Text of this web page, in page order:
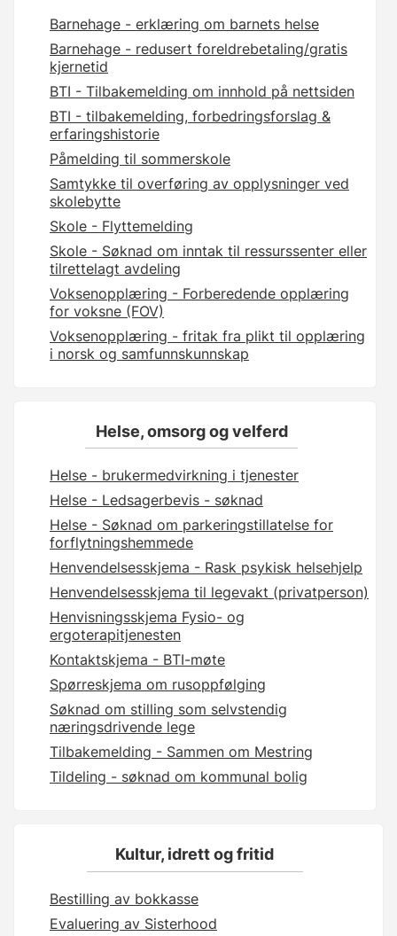
Barnehage - erklæring om barnets helse
Barnehage - redusert foreldrebetaling/gratis
kjernetid
BTI - Tilbakemelding om innhold på nettsiden
BTI - tilbakemelding, forbedringsforslag &
erfaringshistorie
Påmelding til sommerskole
Samtykke til overføring av opplysninger ved
skolebytte
Skole - Flyttemelding
Skole - Søknad om inntak til ressurssenter eller
tilrettelagt avdeling
Voksenopplæring - Forberedende opplæring
for voksne (FOV)
Voksenopplæring - fritak fra plikt til opplæring
i norsk og samfunnskunnskap
Helse, omsorg og velferd
Helse - brukermedvirkning i tjenester
Helse - Ledsagerbevis - søknad
Helse - Søknad om parkeringstillatelse for
forflytningshemmede
Henvendelsesskjema - Rask psykisk helsehjelp
Henvendelsesskjema til legevakt (privatperson)
Henvisningsskjema Fysio- og
ergoterapitjenesten
Kontaktskjema - BTI-møte
Spørreskjema om rusoppfølging
Søknad om stilling som selvstendig
næringsdrivende lege
Tilbakemelding - Sammen om Mestring
Tildeling - søknad om kommunal bolig
Kultur, idrett og fritid
Bestilling av bokkasse
Evaluering av Sisterhood